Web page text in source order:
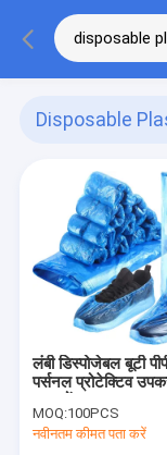
Disposable
लंबी डिस्पोजेबल बूटी
पर्सनल प्रोटेक्टिव
MOQ:100PCS
नवीनतम कीमत पता करें